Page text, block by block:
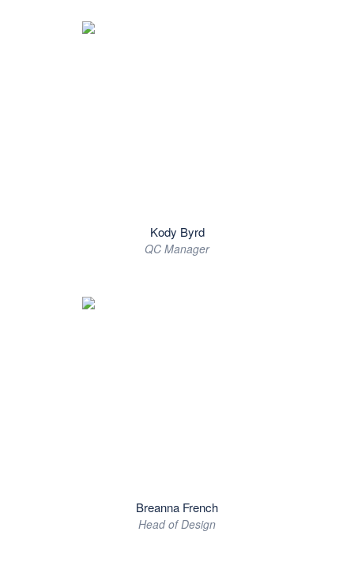
Kody Byrd
QC Manager
Breanna French
Head of Design